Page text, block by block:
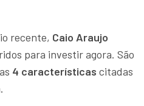
recente, Caio Araujo
para investir agora. São
4 características citadas